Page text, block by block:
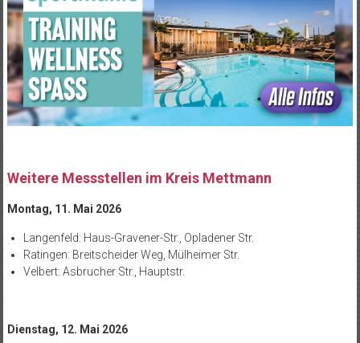
Weitere Messstellen im Kreis Mettmann
Montag, 11. Mai 2026
Langenfeld: Haus-Gravener-Str., Opladener Str.
Ratingen: Breitscheider Weg, Mülheimer Str.
Velbert: Asbrucher Str., Hauptstr.
Dienstag, 12. Mai 2026